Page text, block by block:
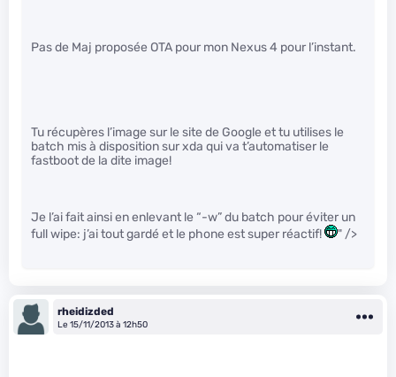
Pas de Maj proposée OTA pour mon Nexus 4 pour l’instant.
Tu récupères l’image sur le site de Google et tu utilises le
batch mis à disposition sur xda qui va t’automatiser le
fastboot de la dite image!
Je l’ai fait ainsi en enlevant le “-w” du batch pour éviter un
full wipe: j’ai tout gardé et le phone est super réactif!
" />
rheidizded
Le 15/11/2013 à 12h50